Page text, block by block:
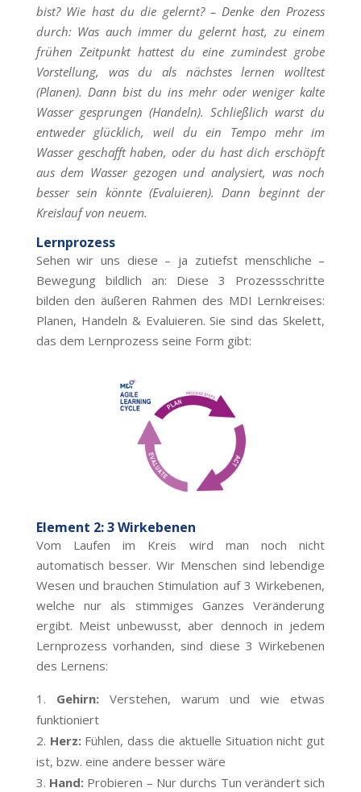
bist? Wie hast du die gelernt? – Denke den Prozess
durch: Was auch immer du gelernt hast, zu einem
frühen Zeitpunkt hattest du eine zumindest grobe
Vorstellung, was du als nächstes lernen wolltest
(Planen). Dann bist du ins mehr oder weniger kalte
Wasser gesprungen (Handeln). Schließlich warst du
entweder glücklich, weil du ein Tempo mehr im
Wasser geschafft haben, oder du hast dich erschöpft
aus dem Wasser gezogen und analysiert, was noch
besser sein könnte (Evaluieren). Dann beginnt der
Kreislauf von neuem.
Lernprozess
Sehen wir uns diese – ja zutiefst menschliche –
Bewegung bildlich an: Diese 3 Prozessschritte
bilden den äußeren Rahmen des MDI Lernkreises:
Planen, Handeln & Evaluieren. Sie sind das Skelett,
das dem Lernprozess seine Form gibt:
Element 2: 3 Wirkebenen
Vom Laufen im Kreis wird man noch nicht
automatisch besser. Wir Menschen sind lebendige
Wesen und brauchen Stimulation auf 3 Wirkebenen,
welche nur als stimmiges Ganzes Veränderung
ergibt. Meist unbewusst, aber dennoch in jedem
Lernprozess vorhanden, sind diese 3 Wirkebenen
des Lernens:
Gehirn:Verstehen, warum und wie etwas
funktioniert
Herz:Fühlen, dass die aktuelle Situation nicht gut
ist, bzw. eine andere besser wäre
Hand: Probieren – Nur durchs Tun verändert sich